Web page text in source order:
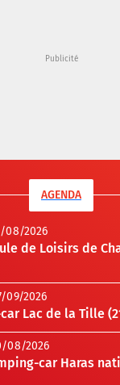
AGENDA
08/2026
de Loisirs de
09/2026
Lac de la Tille
08/2026
car Haras